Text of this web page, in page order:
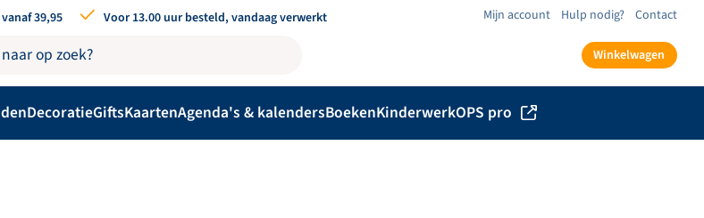
39,95 Voor 13.00 uur besteld, vandaag verwerkt Mijn account Hulp nodig? Contact
Winkelwagen
DecoratieGiftsKaartenAgenda's & kalendersBoekenKinderwerkOPS pro